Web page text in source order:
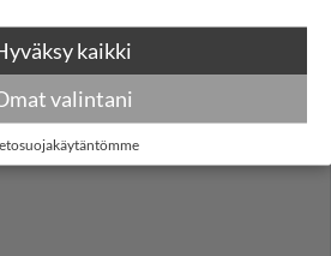
kaikki
valintani